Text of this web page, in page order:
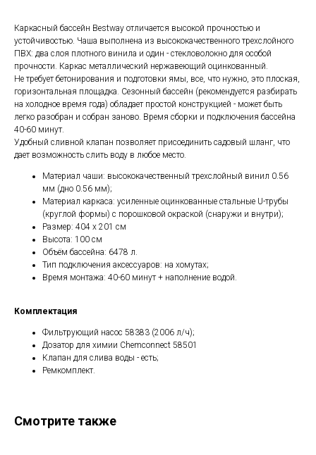
Каркасный бассейн Bestway отличается высокой прочностью и
устойчивостью. Чаша выполнена из высококачественного трехслойного
ПВХ: два слоя плотного винила и один - стекловолокно для особой
прочности. Каркас металлический нержавеющий оцинкованный.
Не требует бетонирования и подготовки ямы, все, что нужно, это плоская,
горизонтальная площадка. Сезонный бассейн (рекомендуется разбирать
на холодное время года) обладает простой конструкцией - может быть
легко разобран и собран заново. Время сборки и подключения бассейна
40-60 минут.
Удобный сливной клапан позволяет присоединить садовый шланг, что
дает возможность слить воду в любое место.
Материал чаши: высококачественный трехслойный винил 0.56
мм (дно 0.56 мм);
Материал каркаса: усиленные оцинкованные стальные U-трубы
(круглой формы) с порошковой окраской (снаружи и внутри);
Размер: 404 х 201 см
Высота: 100 см
Объём бассейна: 6478 л.
Тип подключения аксессуаров: на хомутах;
Время монтажа: 40-60 минут + наполнение водой.
Комплектация
Фильтрующий насос 58383 (2006 л/ч);
Дозатор для химии Chemconnect 58501
Клапан для слива воды - есть;
Ремкомплект.
Смотрите также